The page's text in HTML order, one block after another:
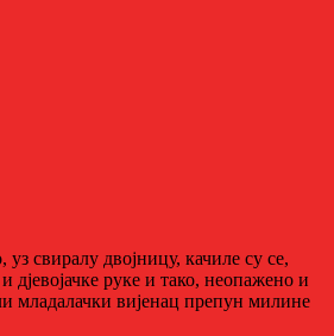
свиралу двојницу, качиле су се,
дјевојачке руке и тако, неопажено и
младалачки вијенац препун милине